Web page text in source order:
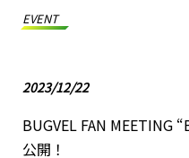
EVENT
2023/12/22
BUGVEL FAN MEETING
公開！